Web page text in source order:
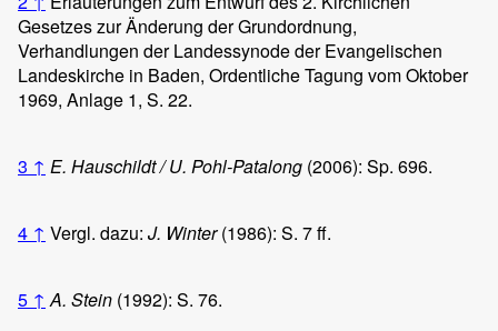
Gesetzes zur Änderung der Grundordnung,
Verhandlungen der Landessynode der Evangelischen
Landeskirche in Baden, Ordentliche Tagung vom Oktober
1969, Anlage 1, S. 22.
3 ↑ E. Hauschildt / U. Pohl-Patalong (2006): Sp. 696.
4 ↑ Vergl. dazu: J. Winter(1986): S. 7 ff.
5 ↑ A. Stein (1992): S. 76.